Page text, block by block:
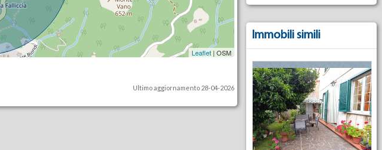
Leaflet | OSM
Ultimo aggiornamento 28-04-2026
Immobili simili